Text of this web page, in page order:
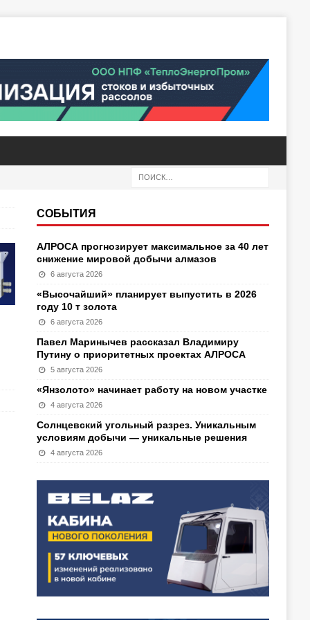
СОБЫТИЯ
АЛРОСА прогнозирует максимальное за 40 лет
снижение мировой добычи алмазов
6 августа 2026
«Высочайший» планирует выпустить в 2026
году 10 т золота
6 августа 2026
Павел Маринычев рассказал Владимиру
Путину о приоритетных проектах АЛРОСА
5 августа 2026
«Янзолото» начинает работу на новом участке
4 августа 2026
Солнцевский угольный разрез. Уникальным
условиям добычи — уникальные решения
4 августа 2026